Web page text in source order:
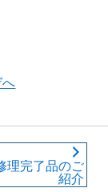
理完了品のご
紹介